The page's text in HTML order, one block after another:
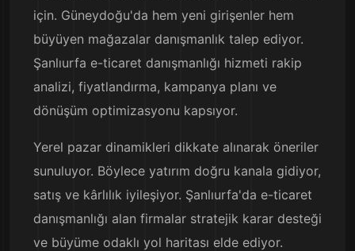
için. Güneydoğu'da hem yeni girişenler hem
büyüyen mağazalar danışmanlık talep ediyor.
Şanlıurfa e-ticaret danışmanlığı hizmeti rakip
analizi, fiyatlandırma, kampanya planı ve
dönüşüm optimizasyonu kapsıyor.
Yerel pazar dinamikleri dikkate alınarak öneriler
sunuluyor. Böylece yatırım doğru kanala gidiyor,
satış ve kârlılık iyileşiyor. Şanlıurfa'da e-ticaret
danışmanlığı alan firmalar stratejik karar desteği
ve büyüme odaklı yol haritası elde ediyor.